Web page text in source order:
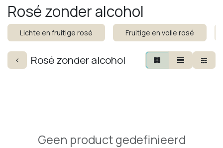
Rosé zonder alcohol
Lichte en fruitige rosé Fruitige en volle rosé
Rosé zonder alcohol
Geen product gedefinieerd